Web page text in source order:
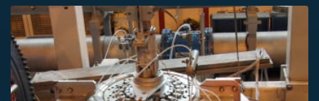
Témata
Pořady